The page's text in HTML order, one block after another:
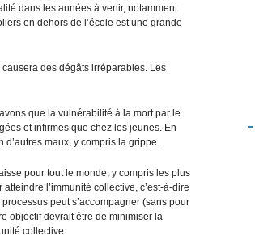
dans les années à venir, notamment
en dehors de l’école est une grande
des dégâts irréparables. Les
que la vulnérabilité à la mort par le
et infirmes que chez les jeunes. En
maux, y compris la grippe.
pour tout le monde, y compris les plus
l’immunité collective, c’est-à-dire
peut s’accompagner (sans pour
objectif devrait être de minimiser la
collective.